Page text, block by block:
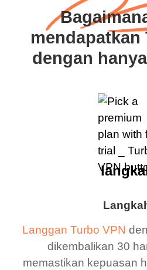
mendapatkan
dengan
Langgan Turbo VPN
dikembalikan 30
memastikan kepuasan